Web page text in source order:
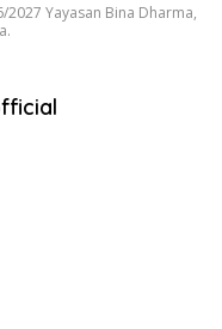
2027 Yayasan Bina Dharma,